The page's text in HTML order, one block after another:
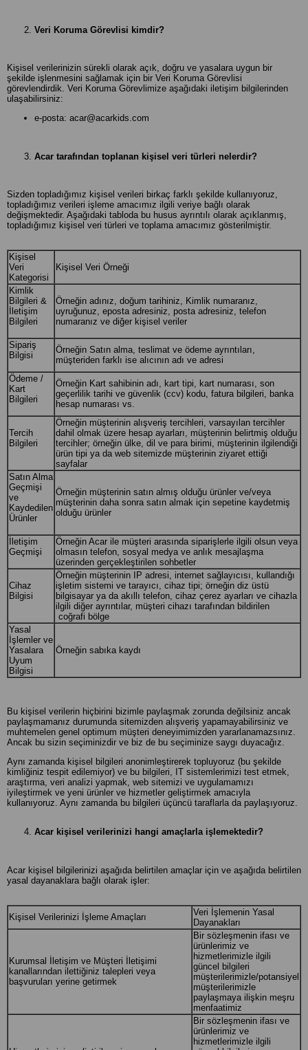
Veri Koruma Görevlisi kimdir?
Kişisel verilerinizin sürekli olarak açık, doğru ve yasalara uygun bir
şekilde işlenmesini sağlamak için bir Veri Koruma Görevlisi
görevlendirdik. Veri Koruma Görevlimize aşağıdaki iletişim bilgilerinden
ulaşabilirsiniz:
e-posta: acar@acarkids.com
Acar tarafından toplanan kişisel veri türleri nelerdir?
Sizden topladığımız kişisel verileri birkaç farklı şekilde kullanıyoruz,
topladığımız verileri işleme amacımız ilgili veriye bağlı olarak
değişmektedir. Aşağıdaki tabloda bu husus ayrıntılı olarak açıklanmış,
topladığımız kişisel veri türleri ve toplama amacımız gösterilmiştir.
Kişisel
Veri
Kategorisi
Kişisel Veri Örneği
Kimlik
Bilgileri &
İletişim
Bilgileri
Örneğin adınız, doğum tarihiniz, Kimlik numaranız,
uyruğunuz, eposta adresiniz, posta adresiniz, telefon
numaranız ve diğer kişisel veriler
Sipariş
Bilgisi
Örneğin Satın alma, teslimat ve ödeme ayrıntıları,
müşteriden farklı ise alıcının adı ve adresi
Ödeme /
Kart
Bilgileri
Örneğin Kart sahibinin adı, kart tipi, kart numarası, son
geçerlilik tarihi ve güvenlik (ccv) kodu, fatura bilgileri, banka
hesap numarası vs.
Tercih
Bilgileri
Örneğin müşterinin alışveriş tercihleri, varsayılan tercihler
dahil olmak üzere hesap ayarları, müşterinin belirtmiş olduğu
tercihler; örneğin ülke, dil ve para birimi, müşterinin ilgilendiği
ürün tipi ya da web sitemizde müşterinin ziyaret ettiği
sayfalar
Satın Alma
Geçmişi
ve
Kaydedilen
Ürünler
Örneğin müşterinin satın almış olduğu ürünler ve/veya
müşterinin daha sonra satın almak için sepetine kaydetmiş
olduğu ürünler
İletişim
Geçmişi
Örneğin Acar ile müşteri arasında siparişlerle ilgili olsun veya
olmasın telefon, sosyal medya ve anlık mesajlaşma
üzerinden gerçekleştirilen sohbetler
Cihaz
Bilgisi
Örneğin müşterinin IP adresi, internet sağlayıcısı, kullandığı
işletim sistemi ve tarayıcı, cihaz tipi; örneğin diz üstü
bilgisayar ya da akıllı telefon, cihaz çerez ayarları ve cihazla
ilgili diğer ayrıntılar, müşteri cihazı tarafından bildirilen
coğrafi bölge
Yasal
İşlemler ve
Yasalara
Uyum
Bilgisi
Örneğin sabıka kaydı
Bu kişisel verilerin hiçbirini bizimle paylaşmak zorunda değilsiniz ancak
paylaşmamanız durumunda sitemizden alışveriş yapamayabilirsiniz ve
muhtemelen genel optimum müşteri deneyimimizden yararlanamazsınız.
Ancak bu sizin seçiminizdir ve biz de bu seçiminize saygı duyacağız.
Aynı zamanda kişisel bilgileri anonimleştirerek topluyoruz (bu şekilde
kimliğiniz tespit edilemiyor) ve bu bilgileri, IT sistemlerimizi test etmek,
araştırma, veri analizi yapmak, web sitemizi ve uygulamamızı
iyileştirmek ve yeni ürünler ve hizmetler geliştirmek amacıyla
kullanıyoruz. Aynı zamanda bu bilgileri üçüncü taraflarla da paylaşıyoruz.
Acar kişisel verilerinizi hangi amaçlarla işlemektedir?
Acar kişisel bilgilerinizi aşağıda belirtilen amaçlar için ve aşağıda belirtilen
yasal dayanaklara bağlı olarak işler:
Kişisel Verilerinizi İşleme Amaçları
Veri İşlemenin Yasal
Dayanakları
Kurumsal İletişim ve Müşteri İletişimi
kanallarından ilettiğiniz talepleri veya
başvuruları yerine getirmek
Bir sözleşmenin ifası ve
ürünlerimiz ve
hizmetlerimizle ilgili
güncel bilgileri
müşterilerimizle/potansiyel
müşterilerimizle
paylaşmaya ilişkin meşru
menfaatimiz
Bir sözleşmenin ifası ve
ürünlerimiz ve
hizmetlerimizle ilgili